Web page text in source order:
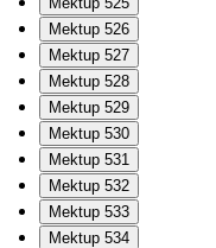
Mektup 526
Mektup 527
Mektup 528
Mektup 529
Mektup 530
Mektup 531
Mektup 532
Mektup 533
Mektup 534